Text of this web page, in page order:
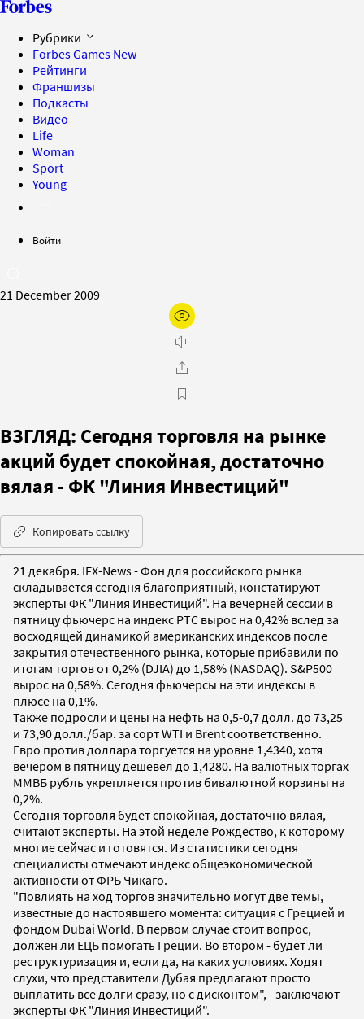
Рубрики
Forbes Games New
Рейтинги
Франшизы
Подкасты
Видео
Life
Woman
Sport
Young
Войти
21 December 2009
ВЗГЛЯД: Сегодня торговля на рынке
акций будет спокойная, достаточно
вялая - ФК "Линия Инвестиций"
Копировать ссылку
21 декабря. IFX-News - Фон для российского рынка
складывается сегодня благоприятный, констатируют
эксперты ФК "Линия Инвестиций". На вечерней сессии в
пятницу фьючерс на индекс РТС вырос на 0,42% вслед за
восходящей динамикой американских индексов после
закрытия отечественного рынка, которые прибавили по
итогам торгов от 0,2% (DJIA) до 1,58% (NASDAQ). S&P500
вырос на 0,58%. Сегодня фьючерсы на эти индексы в
плюсе на 0,1%.
Также подросли и цены на нефть на 0,5-0,7 долл. до 73,25
и 73,90 долл./бар. за сорт WTI и Brent соответственно.
Евро против доллара торгуется на уровне 1,4340, хотя
вечером в пятницу дешевел до 1,4280. На валютных торгах
ММВБ рубль укрепляется против бивалютной корзины на
0,2%.
Сегодня торговля будет спокойная, достаточно вялая,
считают эксперты. На этой неделе Рождество, к которому
многие сейчас и готовятся. Из статистики сегодня
специалисты отмечают индекс общеэкономической
активности от ФРБ Чикаго.
"Повлиять на ход торгов значительно могут две темы,
известные до настоявшего момента: ситуация с Грецией и
фондом Dubai World. В первом случае стоит вопрос,
должен ли ЕЦБ помогать Греции. Во втором - будет ли
реструктуризация и, если да, на каких условиях. Ходят
слухи, что представители Дубая предлагают просто
выплатить все долги сразу, но с дисконтом", - заключают
эксперты ФК "Линия Инвестиций".